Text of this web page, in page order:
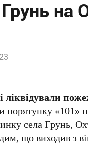
на
порятунку «101»
села Грунь,
що виходив з